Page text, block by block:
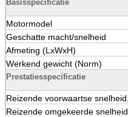
Basisspecificatie
Motormodel
Geschatte macht/snelheid
Afmeting (LxWxH)
Werkend gewicht (Norm)
Prestatiesspecificatie
Reizende voorwaartse snelheid,
Reizende omgekeerde snelheid,